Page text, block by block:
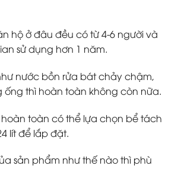
hộ ở đâu đều có từ 4-6 người và
sử dụng hơn 1 năm.
nước bồn rửa bát chảy chậm,
thì hoàn toàn không còn nữa.
toàn có thể lựa chọn bể tách
lít để lắp đặt.
sản phẩm như thế nào thì phù